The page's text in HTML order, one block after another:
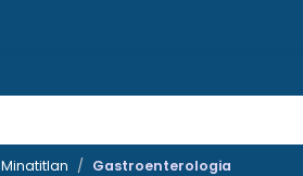
Minatitlan Gastroenterologia